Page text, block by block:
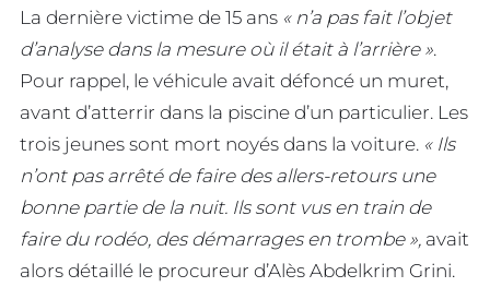
La dernière victime de 15 ans « n’a pas fait l’objet
d’analyse dans la mesure où il était à l’arrière ».
Pour rappel, le véhicule avait défoncé un muret,
avant d’atterrir dans la piscine d’un particulier. Les
trois jeunes sont mort noyés dans la voiture. « Ils
n’ont pas arrêté de faire des allers-retours une
bonne partie de la nuit. Ils sont vus en train de
faire du rodéo, des démarrages en trombe », avait
alors détaillé le procureur d’Alès Abdelkrim Grini.